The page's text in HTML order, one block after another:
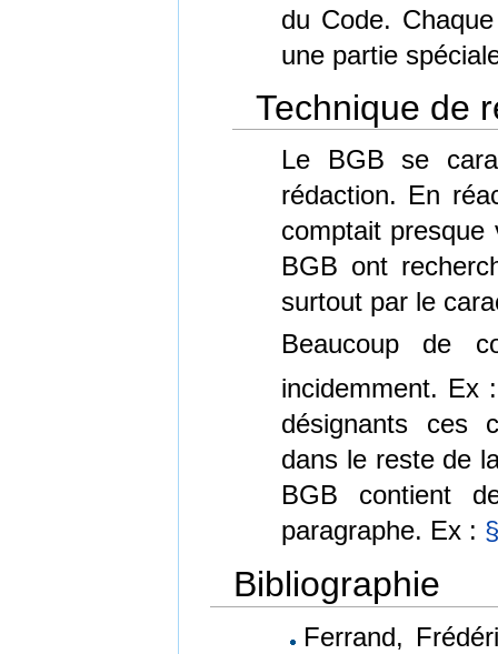
du Code.
une partie
Technique de
Le BGB se
rédaction. En
comptait presque
BGB ont
surtout par le
Beaucoup de
incidemment. Ex
désignants ces
dans le reste de
BGB contient
paragraphe. Ex :
Bibliographie
Ferrand,